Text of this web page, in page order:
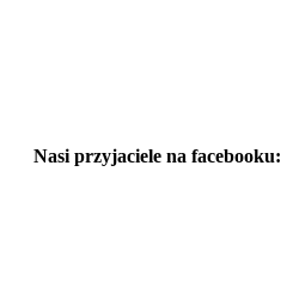
Nasi przyjaciele na facebooku: